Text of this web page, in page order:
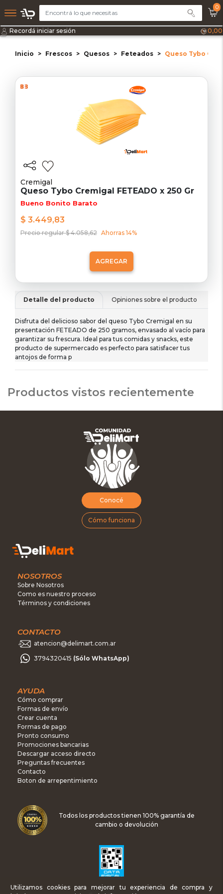
0
Recordá iniciar sesión 0,00
Inicio Frescos Quesos Feteados Queso Tybo
Cremigal
Queso Tybo Cremigal FETEADO x 250 Gr
Bueno Bonito Barato
$ 3.449,83
Precio regular $ 4.058,62 Ahorras 14%
AGREGAR
Detalle del producto Opiniones sobre el producto
Disfruta del delicioso sabor del queso Tybo Cremigal en su
presentación FETEADO de 250 gramos, envasado al vacío para
garantizar su frescura. Ideal para tus comidas y snacks, este
producto de supermercado es perfecto para satisfacer tus
antojos de forma p
Productos vistos recientemente
Conocé
Cómo funciona
NOSOTROS
Sobre Nosotros
Como es nuestro proceso
Términos y condiciones
CONTACTO
atencion@delimart.com.ar
3794320415 (Sólo WhatsApp)
AYUDA
Cómo comprar
Formas de envío
Crear cuenta
Formas de pago
Pronto consumo
Promociones bancarias
Descargar acceso directo
Preguntas frecuentes
Contacto
Boton de arrepentimiento
Todos los productos tienen 100% garantía de
cambio o devolución
Utilizamos cookies para mejorar tu experiencia de compra y